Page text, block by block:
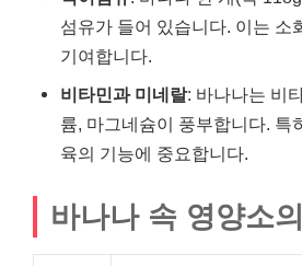
섬유가 들어 있습니다. 이는 소
기여합니다.
비타민과 미네랄: 바나나는 비
륨, 마그네슘이 풍부합니다. 특
육의 기능에 중요합니다.
바나나 속 영양소